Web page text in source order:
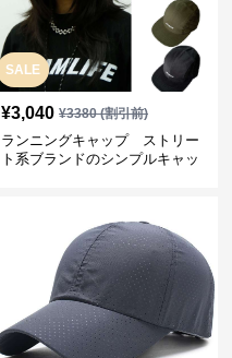
SALE
¥3,040 ¥3380(割引前)
ランニングキャップ ストリー
ト系ブランドのシンプルキャッ